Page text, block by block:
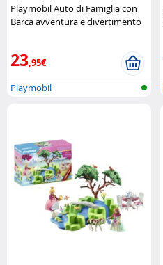
Playmobil Auto di Famiglia con
Barca avventura e divertimento
23,95€
Playmobil